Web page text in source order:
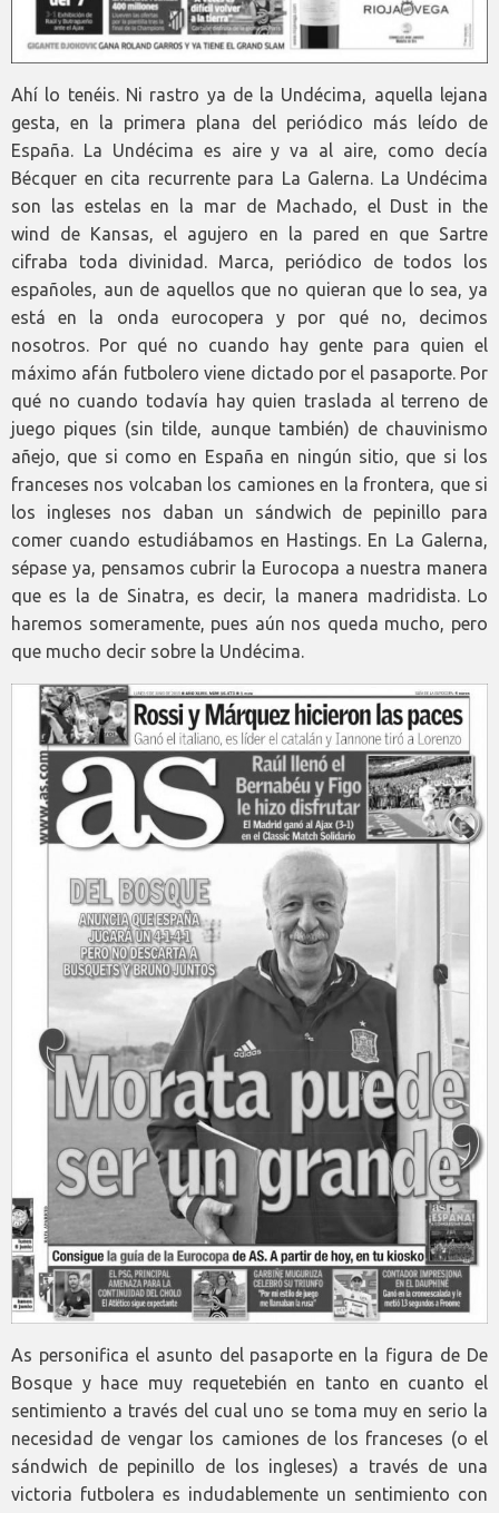
Ahí lo tenéis. Ni rastro ya de la Undécima, aquella lejana
gesta, en la primera plana del periódico más leído de
España. La Undécima es aire y va al aire, como decía
Bécquer en cita recurrente para La Galerna. La Undécima
son las estelas en la mar de Machado, el Dust in the
wind de Kansas, el agujero en la pared en que Sartre
cifraba toda divinidad. Marca, periódico de todos los
españoles, aun de aquellos que no quieran que lo sea, ya
está en la onda eurocopera y por qué no, decimos
nosotros. Por qué no cuando hay gente para quien el
máximo afán futbolero viene dictado por el pasaporte. Por
qué no cuando todavía hay quien traslada al terreno de
juego piques (sin tilde, aunque también) de chauvinismo
añejo, que si como en España en ningún sitio, que si los
franceses nos volcaban los camiones en la frontera, que si
los ingleses nos daban un sándwich de pepinillo para
comer cuando estudiábamos en Hastings. En La Galerna,
sépase ya, pensamos cubrir la Eurocopa a nuestra manera
que es la de Sinatra, es decir, la manera madridista. Lo
haremos someramente, pues aún nos queda mucho, pero
que mucho decir sobre la Undécima.
As personifica el asunto del pasaporte en la figura de De
Bosque y hace muy requetebién en tanto en cuanto el
sentimiento a través del cual uno se toma muy en serio la
necesidad de vengar los camiones de los franceses (o el
sándwich de pepinillo de los ingleses) a través de una
victoria futbolera es indudablemente un sentimiento con